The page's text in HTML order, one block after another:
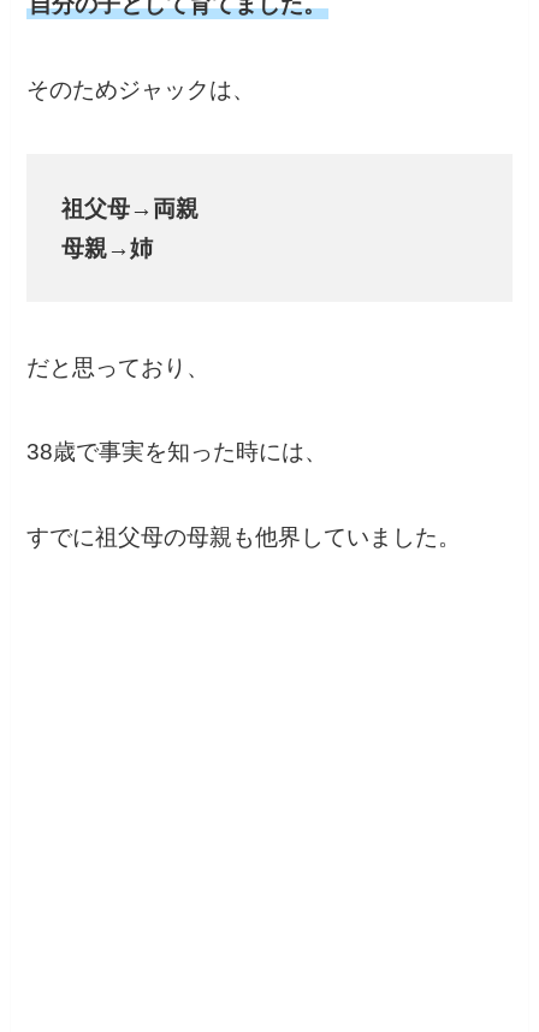
そのためジャックは、
祖父母→両親
母親→姉
だと思っており、
38歳で事実を知った時には、
すでに祖父母の母親も他界していました。